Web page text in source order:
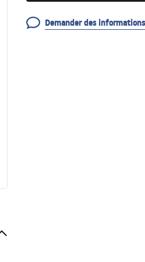
Demander des